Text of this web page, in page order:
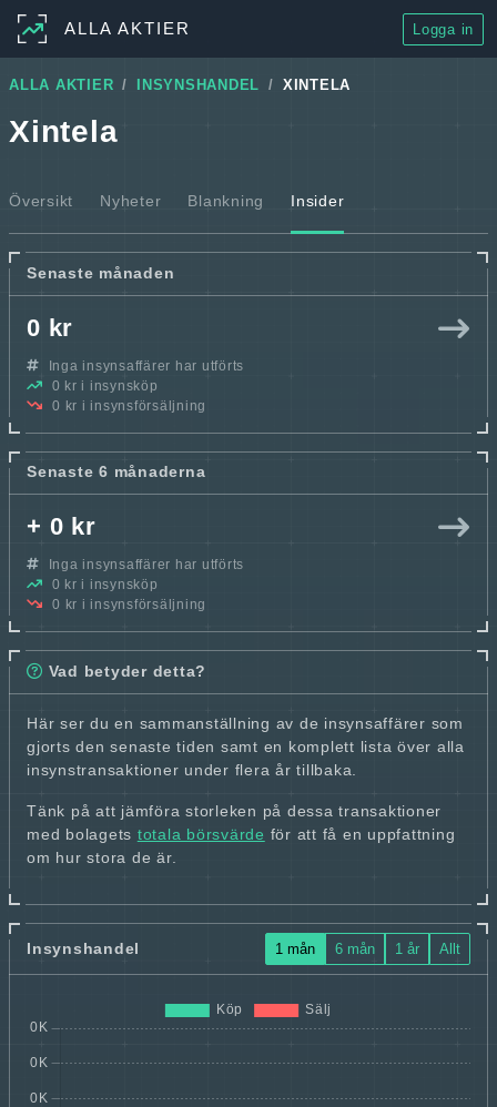
ALLA AKTIER Logga in
ALLA AKTIER INSYNSHANDEL XINTELA
Xintela
Översikt Nyheter Blankning Insider
Senaste månaden
0 kr
Inga insynsaffärer har utförts
0 kr i insynsköp
0 kr i insynsförsäljning
Senaste 6 månaderna
+ 0 kr
Inga insynsaffärer har utförts
0 kr i insynsköp
0 kr i insynsförsäljning
Vad betyder detta?
Här ser du en sammanställning av de insynsaffärer som
gjorts den senaste tiden samt en komplett lista över alla
insynstransaktioner under flera år tillbaka.
Tänk på att jämföra storleken på dessa transaktioner
med bolagets totala börsvärde för att få en uppfattning
om hur stora de är.
Insynshandel 1 mån 6 mån 1 år Allt